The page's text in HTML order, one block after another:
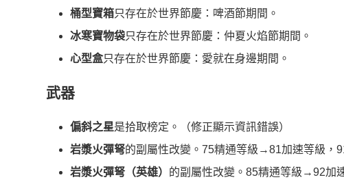
桶型寶箱只存在於世界節慶：啤酒節期間。
冰寒寶物袋只存在於世界節慶：仲夏火焰節期間。
心型盒只存在於世界節慶：愛就在身邊期間。
武器
偏斜之星是拾取榜定。（修正顯示資訊錯誤）
岩漿火彈弩的副屬性改變。75精通等級→81加速等級，
岩漿火彈弩（英雄） 的副屬性改變。85精通等級→92加